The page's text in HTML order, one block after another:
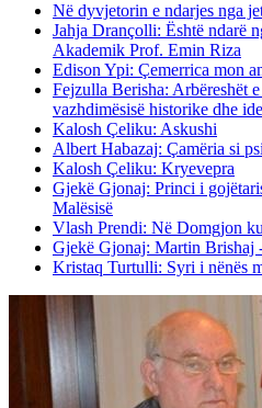
Në dyvjetorin e ndarjes nga
Jahja Drançolli: Është ndarë
Akademik Prof. Emin Riza
Edison Ypi: Çemerrica mon
Fejzulla Berisha: Arbëreshët
vazhdimësisë historike dhe
Kalosh Çeliku: Askushi
Albert Habazaj: Çamëria si
Kalosh Çeliku: Kryevepra
Gjekë Gjonaj: Princi i
Malësisë
Vlash Prendi: Në Domgjon
Gjekë Gjonaj: Martin Brishaj
Kristaq Turtulli: Syri i nënës